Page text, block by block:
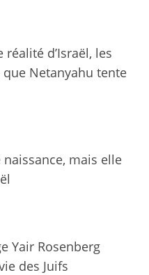
d’Israël, les
que Netanyahu tente
mais elle
Yair Rosenberg
des Juifs